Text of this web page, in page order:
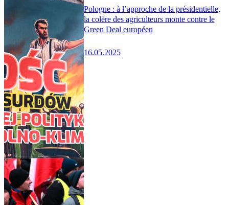
Pologne : à l’approche de la présidentielle,
la colère des agriculteurs monte contre le
Green Deal européen
16.05.2025